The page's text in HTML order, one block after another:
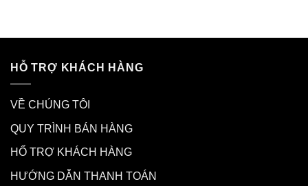
HỖ TRỢ KHÁCH HÀNG
VỀ CHÚNG TÔI
QUY TRÌNH BÁN HÀNG
HỔ TRỢ KHÁCH HÀNG
HƯỚNG DẪN THANH TOÁN